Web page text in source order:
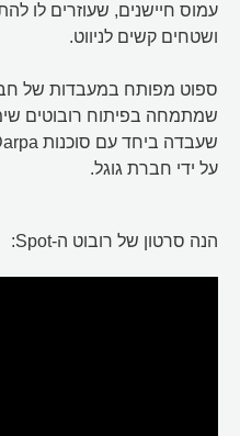
עמוס חיישנים, שעוזרים לו
ושטחים קשים לניווט.
ספוט מפותח במעבדות של
שמתמחה בפיתוח רובוטים
על ידי חברת גוגל.
הנה סרטון של רובוט ה-Spot: